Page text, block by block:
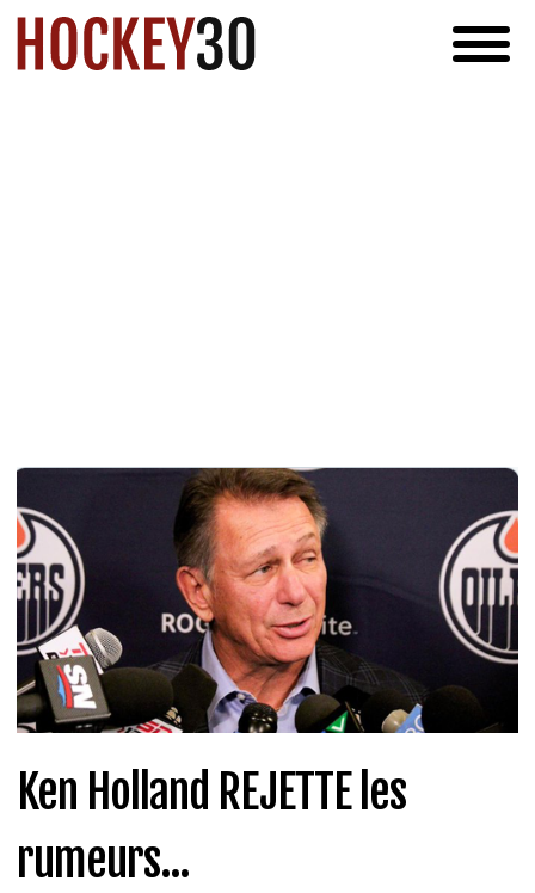
Ken Holland REJETTE les
rumeurs...